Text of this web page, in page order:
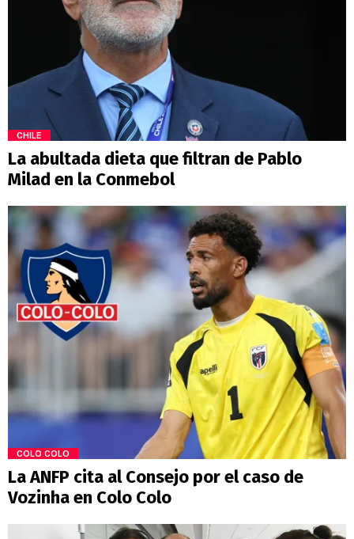
CHILE
La abultada dieta que filtran de Pablo
Milad en la Conmebol
COLO COLO
La ANFP cita al Consejo por el caso de
Vozinha en Colo Colo